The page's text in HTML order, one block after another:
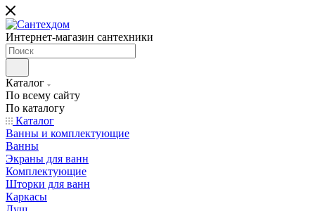
Интернет-магазин сантехники
Каталог
По всему сайту
По каталогу
Каталог
Ванны и комплектующие
Ванны
Экраны для ванн
Комплектующие
Шторки для ванн
Каркасы